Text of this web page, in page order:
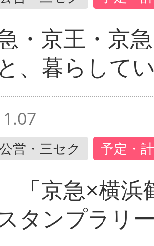
・京王・京
、暮らして
営・三セク 予定・
「京急×横浜
タンプラリ